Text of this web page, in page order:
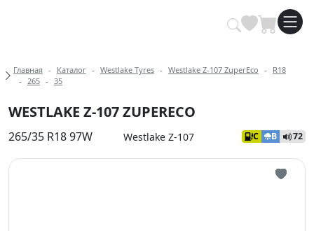
Купить автомобильные шины
Хлебные крошки
Главная Каталог Westlake Tyres Westlake Z-107 ZuperEco
R18
265
35
WESTLAKE Z-107 ZUPERECO
265/35 R18 97W Westlake Z-107 C B 72